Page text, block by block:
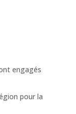
engagés
pour la